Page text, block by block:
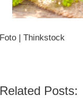
Foto | Thinkstock
Related Posts: